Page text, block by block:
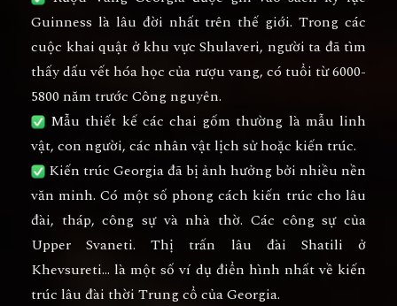
Guinness là lâu đời nhất trên thế giới. Trong các
cuộc khai quật ở khu vực Shulaveri, người ta đã tìm
thấy dấu vết hóa học của rượu vang, có tuổi từ 6000-
5800 năm trước Công nguyên.
Mẫu thiết kế các chai gốm thường là mẫu linh
vật, con người, các nhân vật lịch sử hoặc kiến trúc.
Kiến trúc Georgia đã bị ảnh hưởng bởi nhiều nền
văn minh. Có một số phong cách kiến trúc cho lâu
đài, tháp, công sự và nhà thờ. Các công sự của
Upper Svaneti. Thị trấn lâu đài Shatili ở
Khevsureti… là một số ví dụ điển hình nhất về kiến
trúc lâu đài thời Trung cổ của Georgia.